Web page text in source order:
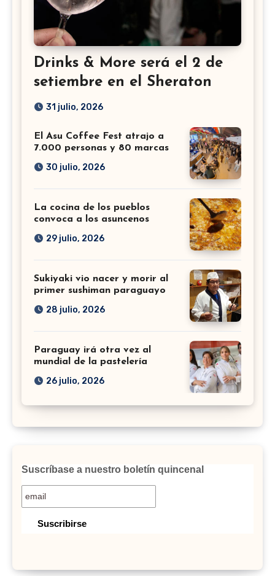
Drinks & More será el 2 de
setiembre en el Sheraton
31 julio, 2026
El Asu Coffee Fest atrajo a
7.000 personas y 80 marcas
30 julio, 2026
La cocina de los pueblos
convoca a los asuncenos
29 julio, 2026
Sukiyaki vio nacer y morir al
primer sushiman paraguayo
28 julio, 2026
Paraguay irá otra vez al
mundial de la pastelería
26 julio, 2026
Suscríbase a nuestro boletín quincenal